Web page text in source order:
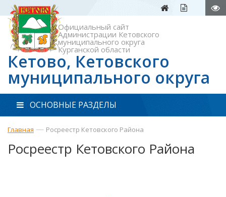
Официальный сайт
Администрации Кетовского
муниципального округа
Курганской области
Кетово, Кетовского
муниципального округа
ОСНОВНЫЕ РАЗДЕЛЫ
Главная — Росреестр Кетовского Района
Росреестр Кетовского Района